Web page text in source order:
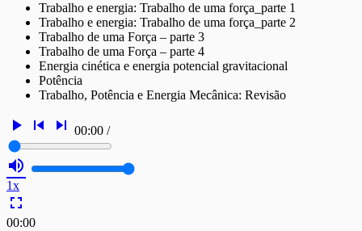
Trabalho e energia: Trabalho de uma força_parte 1
Trabalho e energia: Trabalho de uma força_parte 2
Trabalho de uma Força – parte 3
Trabalho de uma Força – parte 4
Energia cinética e energia potencial gravitacional
Potência
Trabalho, Potência e Energia Mecânica: Revisão
play_arrow skip_previous skip_next 00:00 /
volume_up
1x
fullscreen
00:00